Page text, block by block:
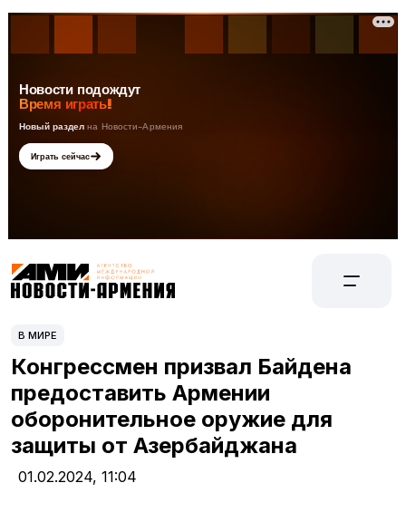
В МИРЕ
Конгрессмен призвал Байдена
предоставить Армении
оборонительное оружие для
защиты от Азербайджана
01.02.2024, 11:04